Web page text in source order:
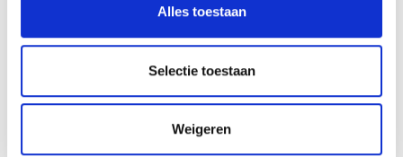
Alles toestaan
Selectie toestaan
Weigeren